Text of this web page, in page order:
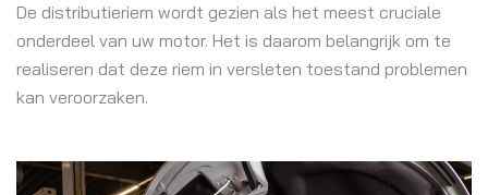
De distributieriem wordt gezien als het meest cruciale
onderdeel van uw motor. Het is daarom belangrijk om te
realiseren dat deze riem in versleten toestand problemen
kan veroorzaken.